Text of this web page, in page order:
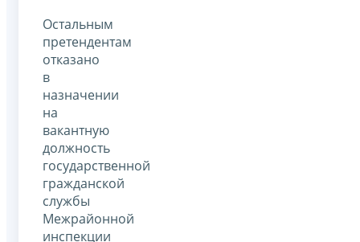
Остальным
претендентам
отказано
в
назначении
на
вакантную
должность
государственной
гражданской
службы
Межрайонной
инспекции